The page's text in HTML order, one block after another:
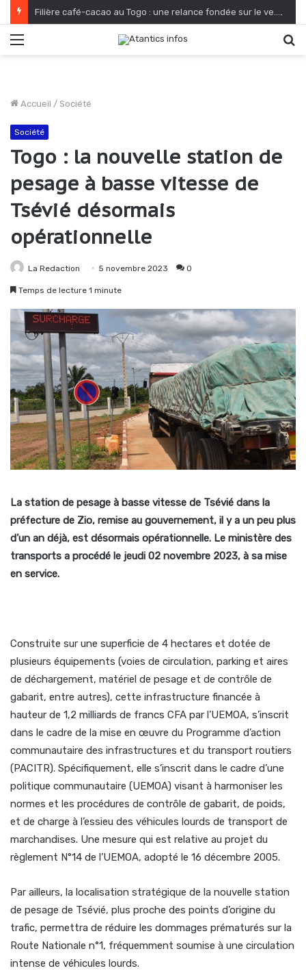
Filière café-cacao au Togo : une relance fondée sur le verdissement et la qualité
Accueil / Société
Société
Togo : la nouvelle station de
pesage à basse vitesse de
Tsévié désormais
opérationnelle
La Redaction 5 novembre 2023 0
Temps de lecture 1 minute
La station de pesage à basse vitesse de Tsévié dans la
préfecture de Zio, remise au gouvernement, il y a un peu plus
d’un an déjà, est désormais opérationnelle. Le ministère des
transports a procédé le jeudi 02 novembre 2023, à sa mise
en service.
Construite sur une superficie de 4 hectares et dotée de
plusieurs équipements (voies de circulation, parking et aires
de déchargement, matériel de pesage et de contrôle de
gabarit, entre autres), cette infrastructure financée à
hauteur de 1,2 milliards de francs CFA par l’UEMOA, s’inscrit
dans le cadre de la mise en œuvre du Programme d’action
communautaire des infrastructures et du transport routiers
(PACITR). Spécifiquement, elle s’inscrit dans le cadre d’une
politique communautaire (UEMOA) visant à harmoniser les
normes et les procédures de contrôle de gabarit, de poids,
et de charge à l’essieu des véhicules lourds de transport de
marchandises. Une mesure qui est relative au projet du
règlement N°14 de l’UEMOA, adopté le 16 décembre 2005.
Par ailleurs, la localisation stratégique de la nouvelle station
de pesage de Tsévié, plus proche des points d’origine du
trafic, permettra de réduire les dommages prématurés sur la
Route Nationale n°1, fréquemment soumise à une circulation
intense de véhicules lourds.